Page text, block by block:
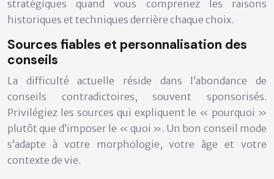
stratégiques quand vous comprenez les raisons
historiques et techniques derrière chaque choix.
Sources fiables et personnalisation des
conseils
La difficulté actuelle réside dans l’abondance de
conseils contradictoires, souvent sponsorisés.
Privilégiez les sources qui expliquent le « pourquoi »
plutôt que d’imposer le « quoi ». Un bon conseil mode
s’adapte à votre morphologie, votre âge et votre
contexte de vie.